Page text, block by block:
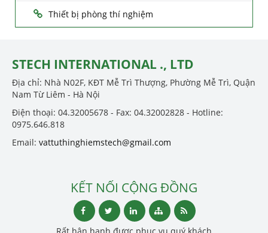
Thiết bị phòng thí nghiệm
STECH INTERNATIONAL ., LTD
Địa chỉ: Nhà N02F, KĐT Mễ Trì Thượng, Phường Mễ Trì, Quận
Nam Từ Liêm - Hà Nội
Điện thoại: 04.32005678 - Fax: 04.32002828 - Hotline:
0975.646.818
Email: vattuthinghiemstech@gmail.com
KẾT NỐI CỘNG ĐỒNG